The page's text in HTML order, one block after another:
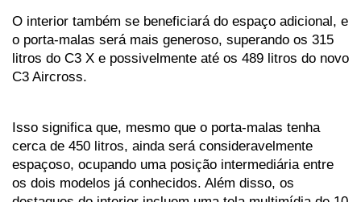
O interior também se beneficiará do espaço adicional, e
o porta-malas será mais generoso, superando os 315
litros do C3 X e possivelmente até os 489 litros do novo
C3 Aircross.
Isso significa que, mesmo que o porta-malas tenha
cerca de 450 litros, ainda será consideravelmente
espaçoso, ocupando uma posição intermediária entre
os dois modelos já conhecidos. Além disso, os